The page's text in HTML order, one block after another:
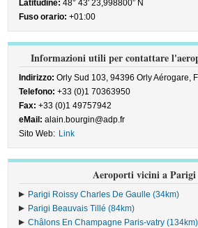
Latitudine: 48° 43' 23,998800” N
Fuso orario: +01:00
Informazioni utili per contattare
Indirizzo: Orly Sud 103, 94396 Orly Aérogare,
Telefono: +33 (0)1 70363950
Fax: +33 (0)1 49757942
eMail: alain.bourgin@adp.fr
Sito Web: Link
Aeroporti vicini a Parigi
Parigi Roissy Charles De Gaulle (34km)
Parigi Beauvais Tillé (84km)
Châlons En Champagne Paris-vatry (134km)